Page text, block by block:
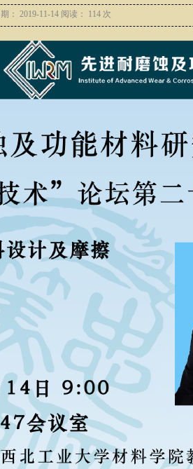
： 2019-11-14 阅读： 114 次